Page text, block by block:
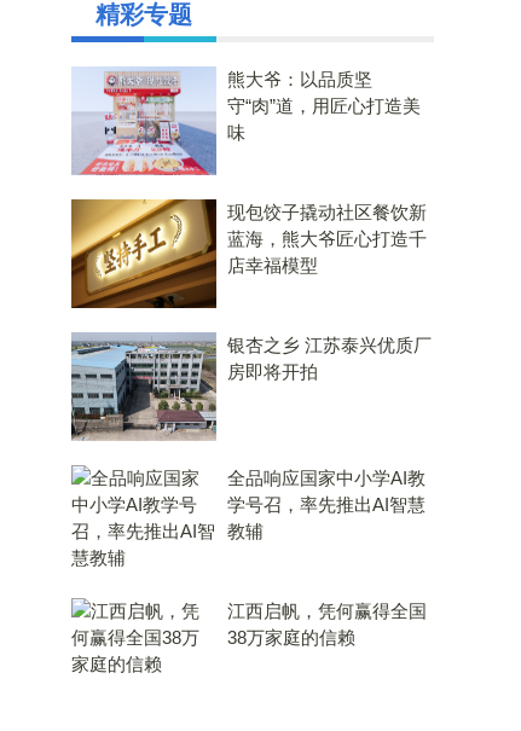
精彩专题
熊大爷：以品质坚
守“肉”道，用匠心打造美
味
现包饺子撬动社区餐饮新
蓝海，熊大爷匠心打造千
店幸福模型
银杏之乡 江苏泰兴优质厂
房即将开拍
全品响应国家中小学AI教
学号召，率先推出AI智慧
教辅
江西启帆，凭何赢得全国
38万家庭的信赖